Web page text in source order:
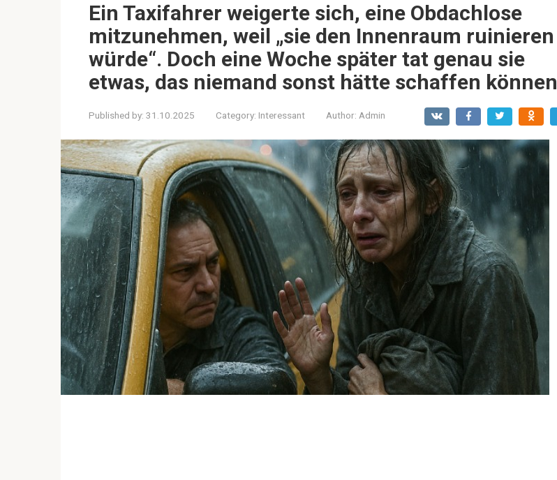
Ein Taxifahrer weigerte sich, eine Obdachlose
mitzunehmen, weil „sie den Innenraum ruinieren
würde“. Doch eine Woche später tat genau sie
etwas, das niemand sonst hätte schaffen können
Published by: 31.10.2025 Category: Interessant Author: Admin